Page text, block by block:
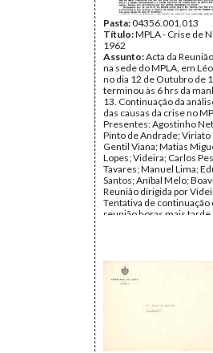
Pasta:04356.001.013
Título:MPLA - Crise de
1962
Assunto:Acta da
na sede do MPLA, em
no dia 12 de Outubro de
terminou às 6 hrs da
13. Continuação da
das causas da crise no
Presentes: Agostinho
Pinto de Andrade; Viriato
Gentil Viana; Matias
Lopes; Videira; Carlos
Tavares; Manuel Lima;
Santos; Aníbal Melo;
Reunião dirigida por
Tentativa de continuação
reunião horas mais
Fundo:Arquivo Mário
Andrade
Tipo Documental: